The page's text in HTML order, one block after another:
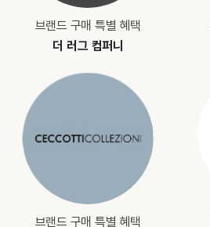
브랜드 구매 특별 혜택
더 러그 컴퍼니
브랜드 구매 특별 혜택